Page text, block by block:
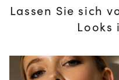
Lassen Sie sich
Looks